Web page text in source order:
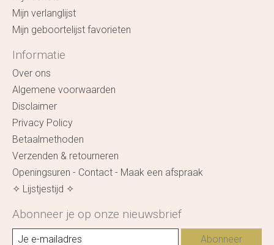
Mijn verlanglijst
Mijn geboortelijst favorieten
Informatie
Over ons
Algemene voorwaarden
Disclaimer
Privacy Policy
Betaalmethoden
Verzenden & retourneren
Openingsuren - Contact - Maak een afspraak
✧ Lijstjestijd ✧
Abonneer je op onze nieuwsbrief
Abonneer